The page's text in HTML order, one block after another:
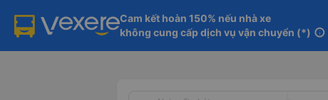
Cam kết hoàn 150% nếu nhà xe
không cung cấp dịch vụ vận chuyển (*) info